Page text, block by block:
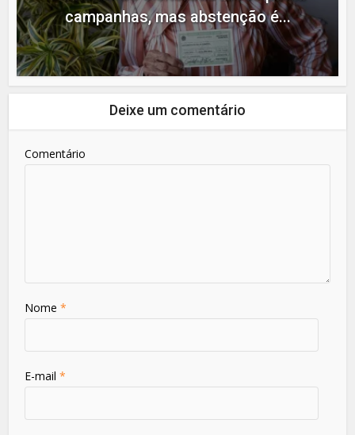
campanhas, mas abstenção é...
Deixe um comentário
Comentário
Nome*
E-mail*